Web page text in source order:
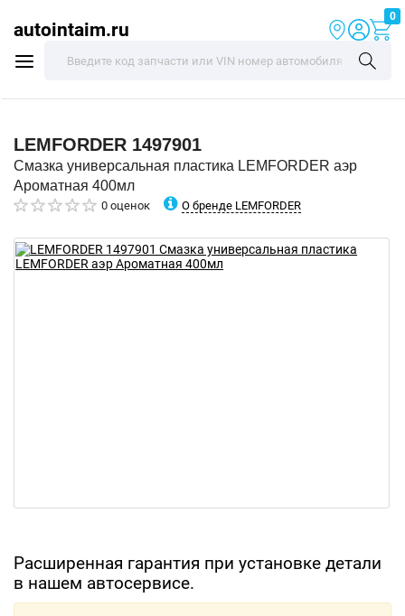
autointaim.ru
0
LEMFORDER 1497901
Смазка универсальная пластика LEMFORDER аэр
Ароматная 400мл
0 оценок О бренде LEMFORDER
Расширенная гарантия при установке детали
в нашем автосервисе.